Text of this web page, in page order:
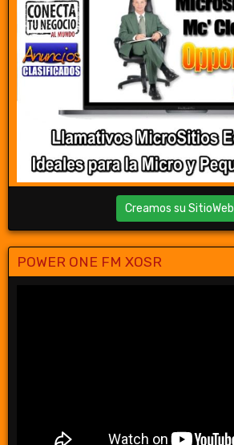
Creamos su SitioWeb
POWER ONE FM XOSR